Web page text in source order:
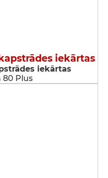
iekārtas
iekārtas
80 Plus